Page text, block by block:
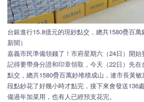
台銀進行15.8億元的現鈔點交，總共1580疊百
新聞）
嘉義市民準備領錢了！市府星期六（24日）開始
記得要帶身分證和印章領取，今天（22日）先
點交，總共1580疊百萬鈔堆積成山，連市長黃
段點鈔花了好幾小時才點完，接下來會發送136
備過年加菜用，也有人已經預支花完。